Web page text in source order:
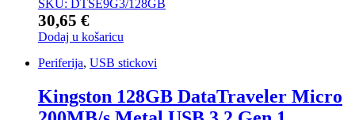
SKU: DTSE9G3/128GB
30,65 €
Dodaj u košaricu
Periferija, USB stickovi
Kingston 128GB DataTraveler Micro